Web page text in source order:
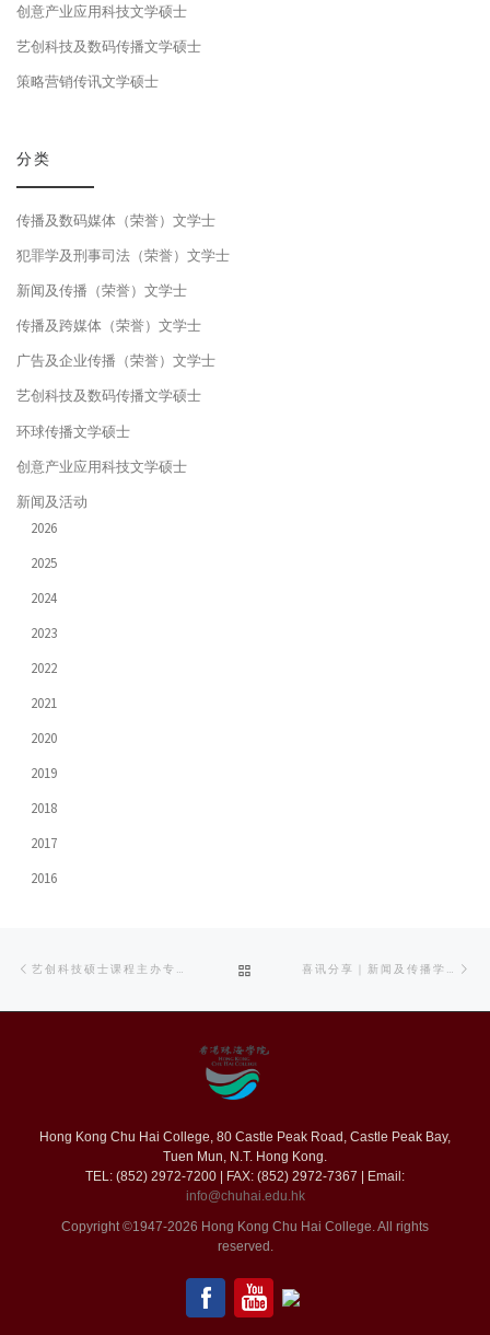
创意产业应用科技文学硕士
艺创科技及数码传播文学硕士
策略营销传讯文学硕士
分类
传播及数码媒体（荣誉）文学士
犯罪学及刑事司法（荣誉）文学士
新闻及传播（荣誉）文学士
传播及跨媒体（荣誉）文学士
广告及企业传播（荣誉）文学士
艺创科技及数码传播文学硕士
环球传播文学硕士
创意产业应用科技文学硕士
新闻及活动
2026
2025
2024
2023
2022
2021
2020
2019
2018
2017
2016
navigation
TO
POST
Hong Kong Chu Hai College, 80 Castle Peak Road, Castle Peak Bay,
Tuen Mun, N.T. Hong Kong.
TEL: (852) 2972-7200 | FAX: (852) 2972-7367 | Email:
info@chuhai.edu.hk
Copyright ©1947-2026 Hong Kong Chu Hai College. All rights
reserved.